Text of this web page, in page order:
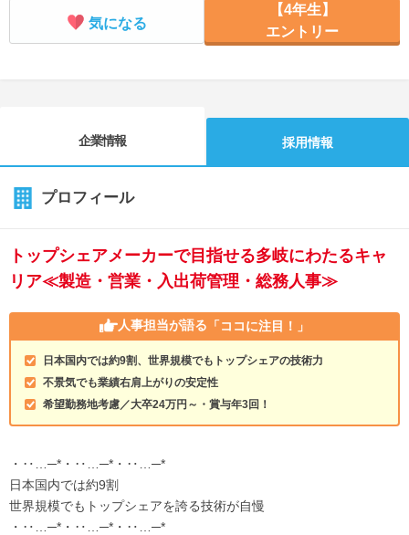
気になる
【4年生】
エントリー
企業情報 採用情報
プロフィール
トップシェアメーカーで目指せる多岐にわたるキャ
リア≪製造・営業・入出荷管理・総務人事≫
人事担当が語る 「ココに注目！」
日本国内では約9割、世界規模でもトップシェアの技術力
不景気でも業績右肩上がりの安定性
希望勤務地考慮／大卒24万円～・賞与年3回！
・‥…─*・‥…─*・‥…─*
日本国内では約9割
世界規模でもトップシェアを誇る技術が自慢
・‥…─*・‥…─*・‥…─*